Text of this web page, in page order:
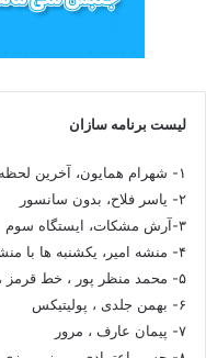
لیست برنامه سازان
۱- شهرام همایون، آخرین لحظه ، ساعت دوم ، شبانه
۲- یاسر فلاح، بدون سانسور
۳-آرش مشکات، ایستگاه سوم
۴- منشه امیر، یکشنبه ها با منشه
۵- محمد منظر پور ، خط قرمز ، هدلاین
۶- بهمن جلدی ، پولیتیکس
۷- پیمان عارف ، مرور